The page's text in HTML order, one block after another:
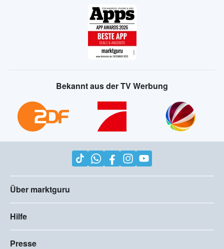
Bekannt aus der TV Werbung
Über marktguru
Hilfe
Presse